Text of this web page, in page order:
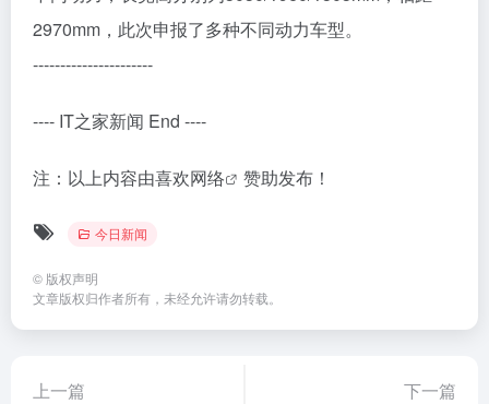
2970mm，此次申报了多种不同动力车型。
----------------------
---- IT之家新闻 End ----
注：以上内容由喜欢网络 赞助发布！
今日新闻
© 版权声明
文章版权归作者所有，未经允许请勿转载。
上一篇 下一篇